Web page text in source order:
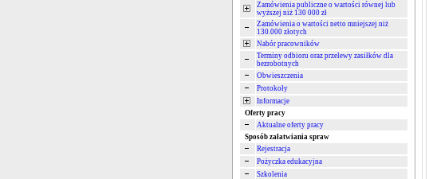
Zamówienia publiczne o wartości równej lub
wyższej niż 130 000 zł
Zamówienia o wartości netto mniejszej niż
130.000 złotych
Nabór pracowników
Terminy odbioru oraz przelewy zasiłków dla
bezrobotnych
Obwieszczenia
Protokoły
Informacje
Oferty pracy
Aktualne oferty pracy
Sposób załatwiania spraw
Rejestracja
Pożyczka edukacyjna
Szkolenia